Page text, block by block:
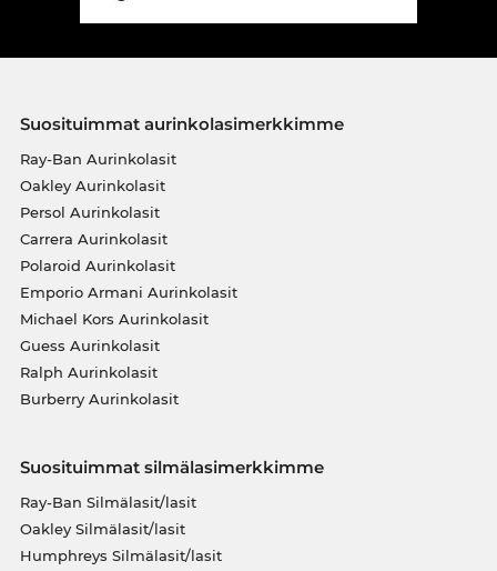
Suosituimmat aurinkolasimerkkimme
Ray-Ban Aurinkolasit
Oakley Aurinkolasit
Persol Aurinkolasit
Carrera Aurinkolasit
Polaroid Aurinkolasit
Emporio Armani Aurinkolasit
Michael Kors Aurinkolasit
Guess Aurinkolasit
Ralph Aurinkolasit
Burberry Aurinkolasit
Suosituimmat silmälasimerkkimme
Ray-Ban Silmälasit/lasit
Oakley Silmälasit/lasit
Humphreys Silmälasit/lasit